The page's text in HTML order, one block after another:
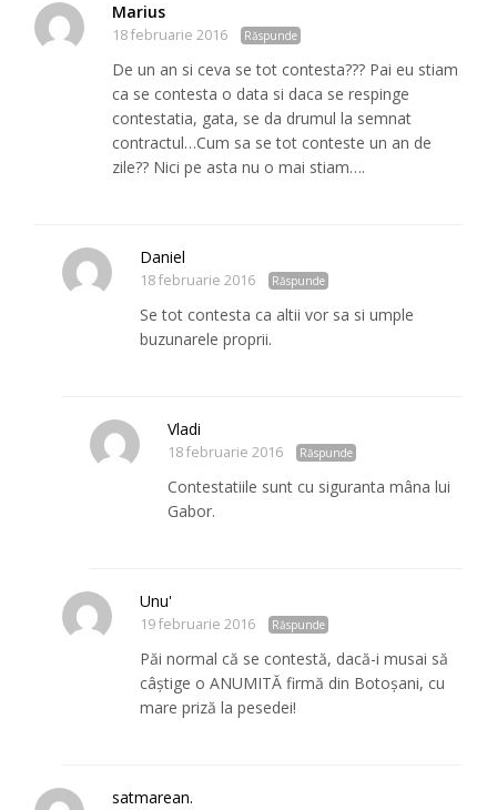
Marius
18 februarie 2016 Răspunde
De un an si ceva se tot contesta??? Pai eu stiam
ca se contesta o data si daca se respinge
contestatia, gata, se da drumul la semnat
contractul…Cum sa se tot conteste un an de
zile?? Nici pe asta nu o mai stiam….
Daniel
18 februarie 2016 Răspunde
Se tot contesta ca altii vor sa si umple
buzunarele proprii.
Vladi
18 februarie 2016 Răspunde
Contestatiile sunt cu siguranta mâna lui
Gabor.
Unu'
19 februarie 2016 Răspunde
Păi normal că se contestă, dacă-i musai să
câștige o ANUMITĂ firmă din Botoșani, cu
mare priză la pesedei!
satmarean.